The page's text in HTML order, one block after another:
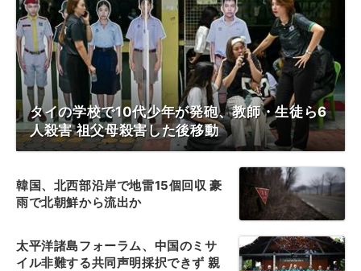
タイの学校で10代少年が発砲、教師・生徒ら6
人殺害 祖父母殺害した後移動
韓国、北西部沿岸で地雷15個回収 豪
雨で北朝鮮から流出か
太平洋諸島フォーラム、中国のミサ
イル非難する共同声明採択できず 親